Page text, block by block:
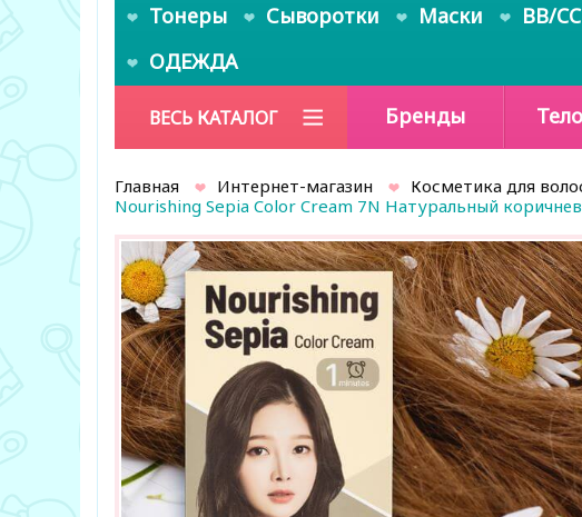
Тонеры
Сыворотки Маски BB/
ОДЕЖДА
ВЕСЬ КАТАЛОГ Бренды Тело
Главная Интернет-магазин Косметика для
Nourishing Sepia Color Cream 7N Натуральный